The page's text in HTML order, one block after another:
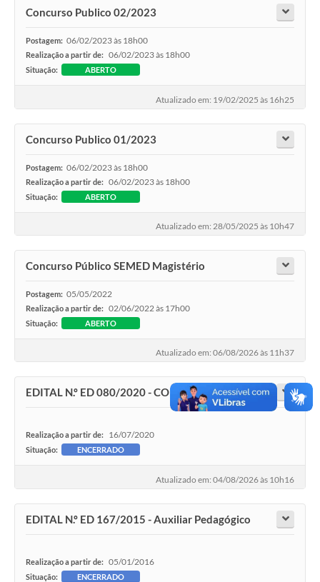
Sala do Empreendedor
Conselhos Municipais
Arquivo Histórico
ITBI Online
SIM - Serviço de Inspeção Municipal
Vigilância Sanitária
Vigilância Ambiental em Saúde
COPIR - Coordenadoria de Promoção de Igualdade Racial
Obras
Contas Públicas
Telefones Úteis
Concurso Publico 02/2023
Postagem: 06/02/2023 às 18h00
Realização a partir de: 06/02/2023 às 18h00
Situação: ABERTO
Atualizado em: 19/02/2025 às 16h25
Concurso Publico 01/2023
Postagem: 06/02/2023 às 18h00
Realização a partir de: 06/02/2023 às 18h00
Situação: ABERTO
Atualizado em: 28/05/2025 às 10h47
Concurso Público SEMED Magistério
Postagem: 05/05/2022
Realização a partir de: 02/06/2022 às 17h00
Situação: ABERTO
Atualizado em: 06/08/2026 às 11h37
EDITAL N.º ED 080/2020 - CONCURSO PÚBLICO
Realização a partir de: 16/07/2020
Situação: ENCERRADO
Atualizado em: 04/08/2026 às 10h16
EDITAL N.º ED 167/2015 - Auxiliar Pedagógico
Realização a partir de: 05/01/2016
Situação: ENCERRADO